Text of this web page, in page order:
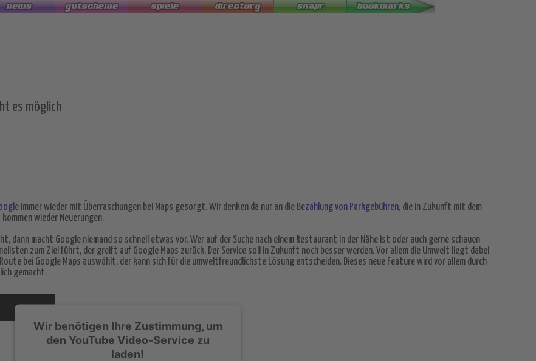
es möglich
immer wieder mit Überraschungen bei Maps gesorgt. Wir denken da nur an die Bezahlung von Parkgebühren, die in Zukunft mit dem
wieder Neuerungen.
dann macht Google niemand so schnell etwas vor. Wer auf der Suche nach einem Restaurant in der Nähe ist oder auch gerne schauen
zum Ziel führt, der greift auf Google Maps zurück. Der Service soll in Zukunft noch besser werden. Vor allem die Umwelt liegt dabei
bei Google Maps auswählt, der kann sich für die umweltfreundlichste Lösung entscheiden. Dieses neue Feature wird vor allem durch
gemacht.
Wir benötigen Ihre Zustimmung, um
den YouTube Video-Service zu
laden!